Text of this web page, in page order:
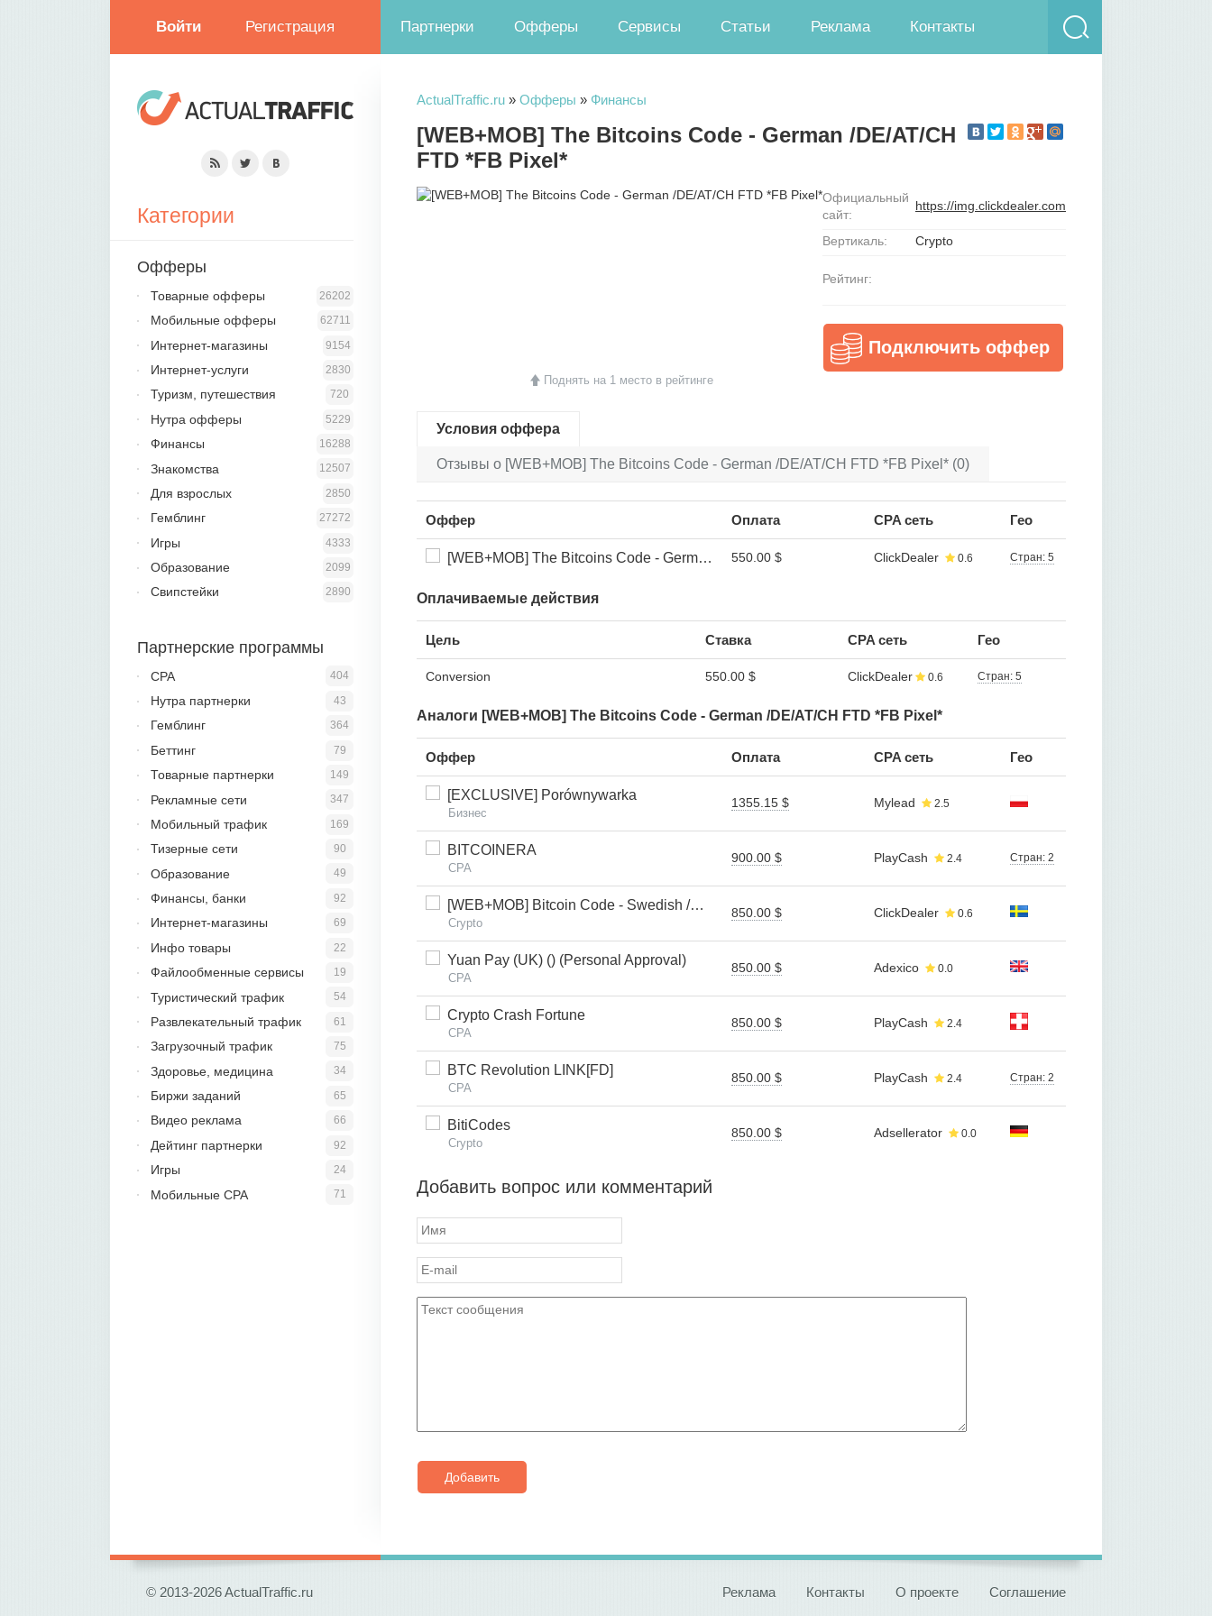
Войти Регистрация Партнерки Офферы Сервисы Статьи Реклама Контакты
ActualTraffic.ru » Офферы » Финансы
[WEB+MOB] The Bitcoins Code - German /DE/AT/CH
FTD *FB Pixel*
Поднять на 1 место в рейтинге
Официальный
сайт:
https://img.clickdealer.com
Вертикаль: Crypto
Рейтинг:
Подключить оффер
Условия оффера
Отзывы о [WEB+MOB] The Bitcoins Code - German /DE/AT/CH FTD *FB Pixel* (0)
Оффер Оплата CPA сеть Гео
[WEB+MOB] The Bitcoins Code - German /DE/AT/CH/LI/LU FTD *FB Pixel* 550.00 $ ClickDealer 0.6 Стран: 5
Оплачиваемые действия
Цель Ставка CPA сеть Гео
Conversion 550.00 $ ClickDealer 0.6 Стран: 5
Аналоги [WEB+MOB] The Bitcoins Code - German /DE/AT/CH FTD *FB Pixel*
Оффер Оплата CPA сеть Гео
[EXCLUSIVE] Porównywarka
Бизнес
1355.15 $ Mylead 2.5
BITCOINERA
CPA
900.00 $ PlayCash 2.4 Стран: 2
[WEB+MOB] Bitcoin Code - Swedish /SE $250 FTD *FB Pixel*
Crypto
850.00 $ ClickDealer 0.6
Yuan Pay (UK) () (Personal Approval)
CPA
850.00 $ Adexico 0.0
Crypto Crash Fortune
CPA
850.00 $ PlayCash 2.4
BTC Revolution LINK[FD]
CPA
850.00 $ PlayCash 2.4 Стран: 2
BitiCodes
Crypto
850.00 $ Adsellerator 0.0
Добавить вопрос или комментарий
Добавить
Категории
Офферы
26202
Товарные офферы
62711
Мобильные офферы
9154
Интернет-магазины
2830
Интернет-услуги
720
Туризм, путешествия
5229
Нутра офферы
16288
Финансы
12507
Знакомства
2850
Для взрослых
27272
Гемблинг
4333
Игры
2099
Образование
2890
Свипстейки
Партнерские программы
404
CPA
43
Нутра партнерки
364
Гемблинг
79
Беттинг
149
Товарные партнерки
347
Рекламные сети
169
Мобильный трафик
90
Тизерные сети
49
Образование
92
Финансы, банки
69
Интернет-магазины
22
Инфо товары
19
Файлообменные сервисы
54
Туристический трафик
61
Развлекательный трафик
75
Загрузочный трафик
34
Здоровье, медицина
65
Биржи заданий
66
Видео реклама
92
Дейтинг партнерки
24
Игры
71
Мобильные CPA
Реклама Контакты О проекте Соглашение
© 2013-2026 ActualTraffic.ru